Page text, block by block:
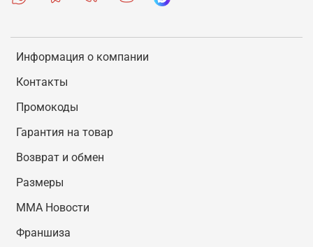
Информация о компании
Контакты
Промокоды
Гарантия на товар
Возврат и обмен
Размеры
MMA Новости
Франшиза